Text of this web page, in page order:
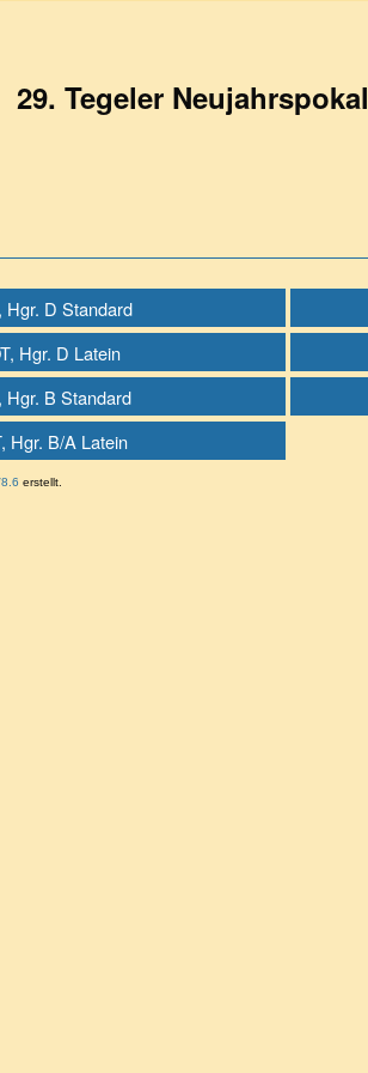
29. Tegeler Neujahrspokal
Hgr. D Standard
Hgr. D Latein
Hgr. B Standard
Hgr. B/A Latein
erstellt.